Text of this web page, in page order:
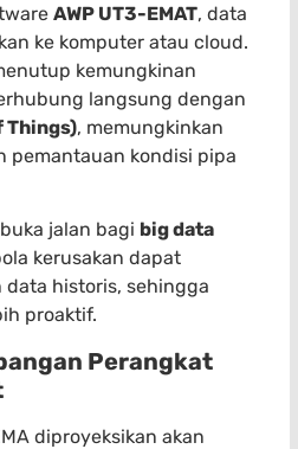
AWP UT3-EMAT, data
ke komputer atau cloud.
kemungkinan
langsung dengan
Things), memungkinkan
pemantauan kondisi pipa
jalan bagi big data
kerusakan dapat
historis, sehingga
proaktif.
Perangkat
diproyeksikan akan